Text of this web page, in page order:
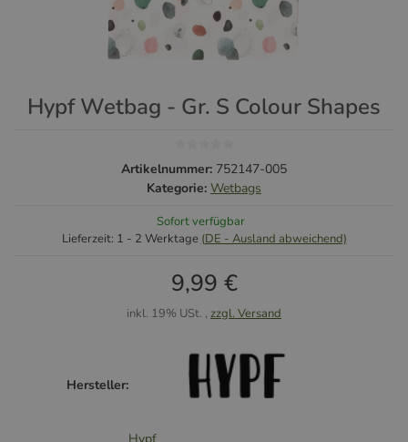
Hypf Wetbag - Gr. S Colour Shapes
Artikelnummer: 752147-005
Kategorie: Wetbags
Sofort verfügbar
Lieferzeit: 1 - 2 Werktage (DE - Ausland abweichend)
9,99 €
inkl. 19% USt. , zzgl. Versand
Hersteller:
Hypf